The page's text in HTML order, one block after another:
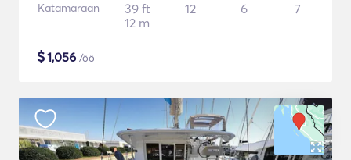
Katamaraan
39 ft
12 m
12 6 7
$1,056 /öö